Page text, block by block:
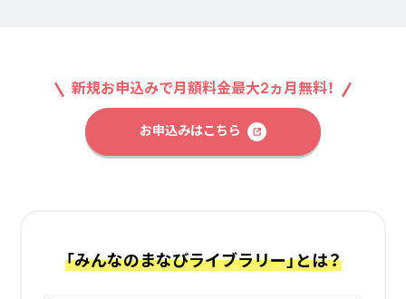
新規お申込みで月額料金最大2ヵ月無料！
お申込みはこちら
「みんなのまなびライブラリー」とは？